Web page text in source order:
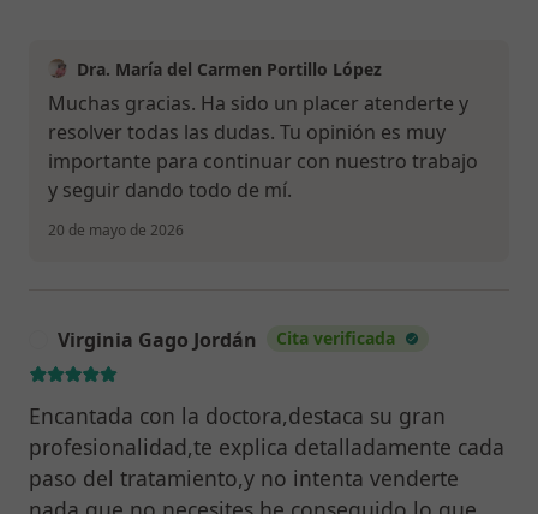
Dra. María del Carmen Portillo López
Muchas gracias. Ha sido un placer atenderte y
resolver todas las dudas. Tu opinión es muy
importante para continuar con nuestro trabajo
y seguir dando todo de mí.
20 de mayo de 2026
Virginia Gago Jordán Cita verificada
Encantada con la doctora,destaca su gran
profesionalidad,te explica detalladamente cada
paso del tratamiento,y no intenta venderte